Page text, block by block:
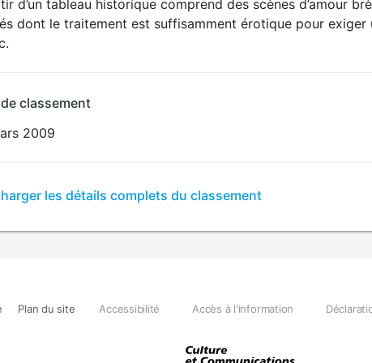
d’un tableau historique comprend des scènes d’amour
dont le traitement est suffisamment érotique pour
classement
2009
les détails complets du classement
Plan du site Accessibilité Accès à l'information